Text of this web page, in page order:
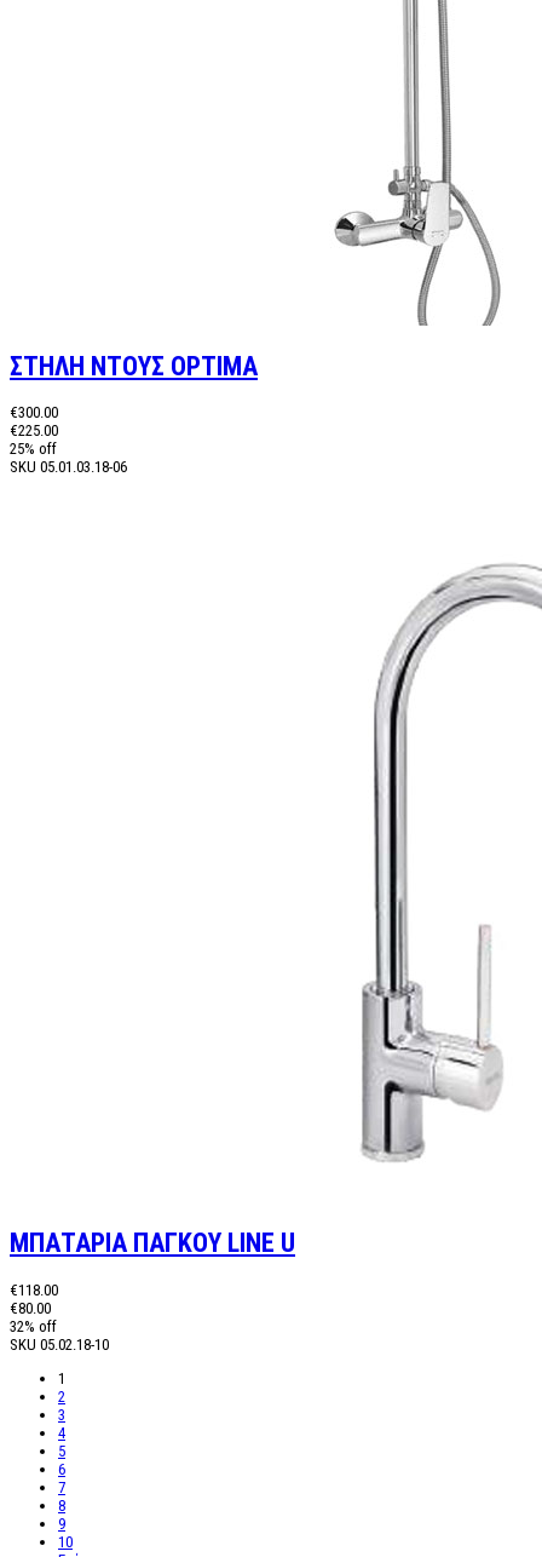
ΣΤΗΛΗ ΝΤΟΥΣ OPTIMA
€300.00
€225.00
25% off
SKU 05.01.03.18-06
ΜΠΑΤΑΡΙΑ ΠΑΓΚΟΥ LINE U
€118.00
€80.00
32% off
SKU 05.02.18-10
1
2
3
4
5
6
7
8
9
10